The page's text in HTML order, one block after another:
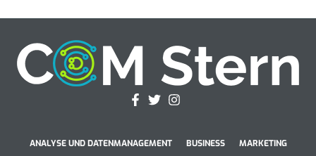
ANALYSE UND DATENMANAGEMENT BUSINESS MARKETING